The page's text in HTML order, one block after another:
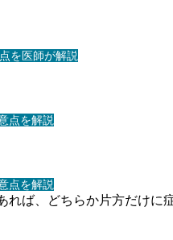
を医師が解説
点を解説
点を解説
ば、どちらか片方だけに